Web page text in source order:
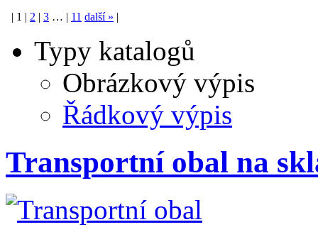
1 2 3 … 11 další »
Typy katalogů
Obrázkový výpis
Řádkový výpis
Transportní obal na